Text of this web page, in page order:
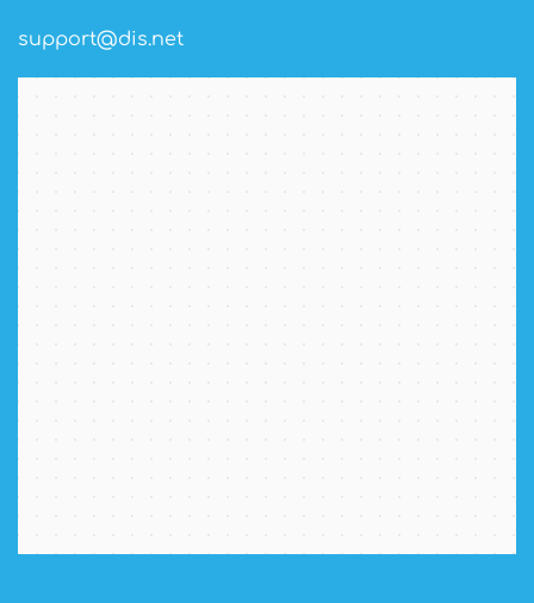
support@dis.net